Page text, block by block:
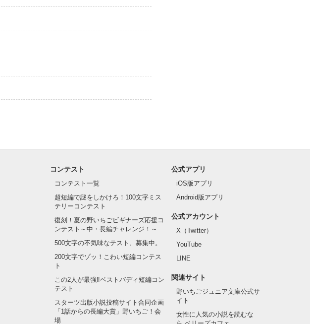
コンテスト
コンテスト一覧
超短編で謎をしかけろ！100文字ミス
テリーコンテスト
復刻！夏の野いちごビギナーズ応援コ
ンテスト～中・長編チャレンジ！～
500文字の不気味なテスト、募集中。
200文字でゾッ！こわい短編コンテス
ト
この2人が最強‼ベストバディ短編コン
テスト
スターツ出版小説投稿サイト合同企画
「1話からの長編大賞」野いちご！会
場
公式アプリ
iOS版アプリ
Android版アプリ
公式アカウント
X（Twitter）
YouTube
LINE
関連サイト
野いちごジュニア文庫公式サ
イト
女性に人気の小説を読むな